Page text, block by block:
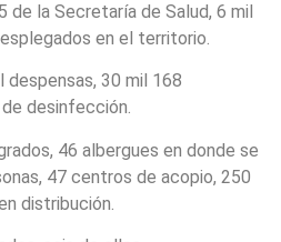
de la Secretaría de Salud, 6 mil
en el territorio.
despensas, 30 mil 168
desinfección.
46 albergues en donde se
47 centros de acopio, 250
distribución.